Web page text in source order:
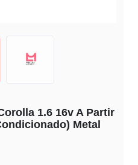
1.6 16v A Partir
Metal